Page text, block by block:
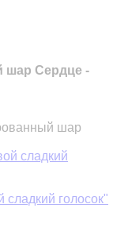
шар Сердце -
шар
голосок"